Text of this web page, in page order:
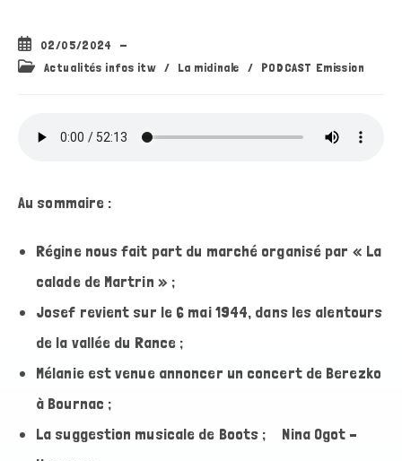
Publication
publiée :
02/05/2024
PostActualités infos itw / La midinale / PODCAST Emission
Au sommaire :
Régine nous fait part du marché organisé par « La
calade de Martrin » ;
Josef revient sur le 6 mai 1944, dans les alentours
de la vallée du Rance ;
Mélanie est venue annoncer un concert de Berezko
à Bournac ;
La suggestion musicale de Boots ; Nina Ogot –